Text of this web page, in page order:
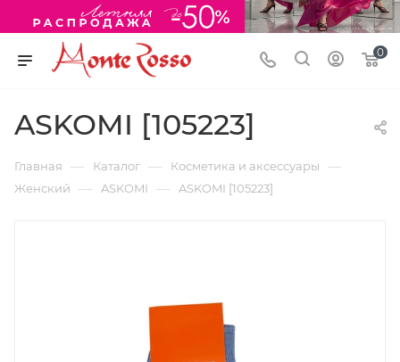
0
ASKOMI [105223]
Главная — Каталог — Косметика и аксессуары —
Женский — ASKOMI — ASKOMI [105223]